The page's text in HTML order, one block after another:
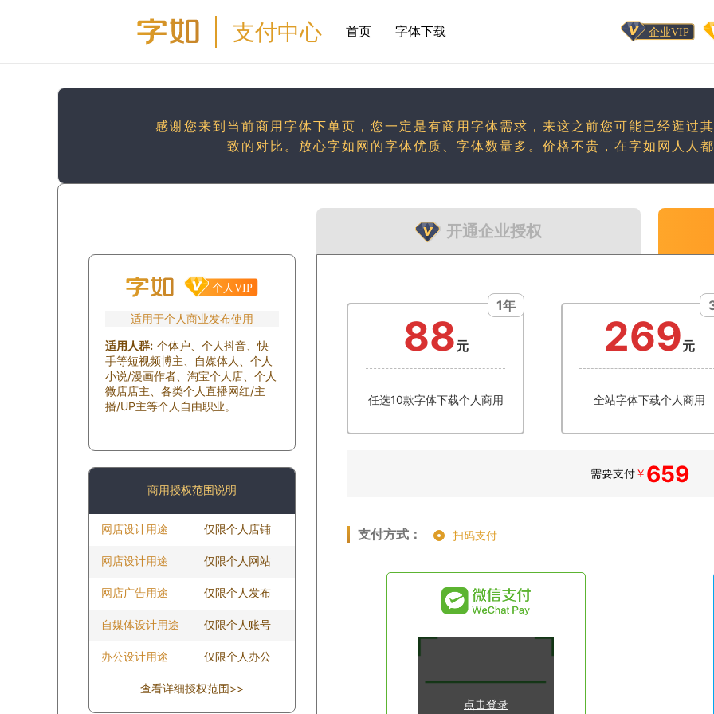
支付中心 首页 字体下载
感谢您来到当前商用字体下单页，您一定是有商用字体需求，来这之前您可能已经逛过
致的对比。放心字如网的字体优质、字体数量多。价格不贵，在字如网人人
开通企业授权
适用于个人商业发布使用
适用人群: 个体户、个人抖音、快
手等短视频博主、自媒体人、个人
小说/漫画作者、淘宝个人店、个人
微店店主、各类个人直播网红/主
播/UP主等个人自由职业。
商用授权范围说明
网店设计用途 仅限个人店铺
网店设计用途 仅限个人网站
网店广告用途 仅限个人发布
自媒体设计用途 仅限个人账号
办公设计用途 仅限个人办公
查看详细授权范围>>
88元
1年
任选10款字体下载个人商用
269元
全站字体下载个人商用
需要支付￥ 659
支付方式： 扫码支付
点击登录